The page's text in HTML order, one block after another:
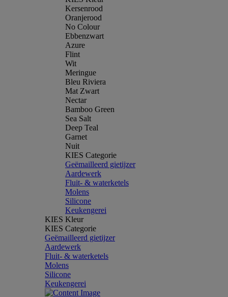
Kersenrood
Oranjerood
No Colour
Ebbenzwart
Azure
Flint
Wit
Meringue
Bleu Riviera
Mat Zwart
Nectar
Bamboo Green
Sea Salt
Deep Teal
Garnet
Nuit
KIES Categorie
Geëmailleerd gietijzer
Aardewerk
Fluit- & waterketels
Molens
Silicone
Keukengerei
KIES Kleur
KIES Categorie
Geëmailleerd gietijzer
Aardewerk
Fluit- & waterketels
Molens
Silicone
Keukengerei